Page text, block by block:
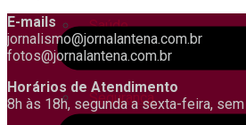
Saúde
Segurança
E-mails
jornalismo@jornalantena.com.br
fotos@jornalantena.com.br
Horários de Atendimento
8h às 18h, segunda a sexta-feira,